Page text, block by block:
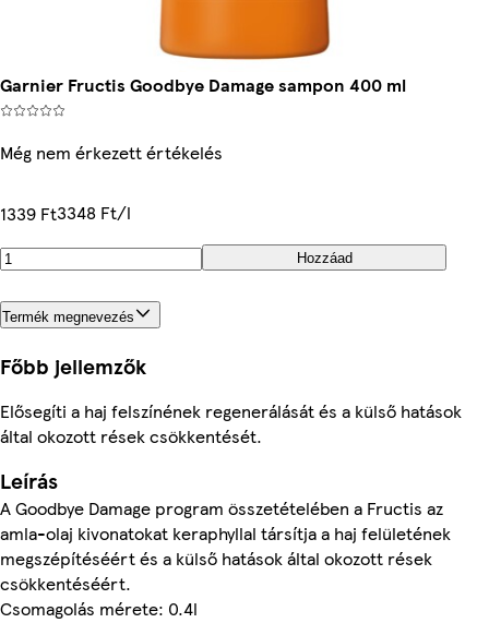
Garnier Fructis Goodbye Damage sampon 400 ml
Még nem érkezett értékelés
1339 Ft3348 Ft/l
Hozzáad
Termék megnevezés
Főbb jellemzők
Elősegíti a haj felszínének regenerálását és a külső hatások
által okozott rések csökkentését.
Leírás
A Goodbye Damage program összetételében a Fructis az
amla-olaj kivonatokat keraphyllal társítja a haj felületének
megszépítéséért és a külső hatások által okozott rések
csökkentéséért.
Csomagolás mérete: 0.4l